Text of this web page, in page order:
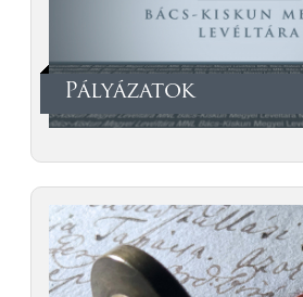
Pályázatok